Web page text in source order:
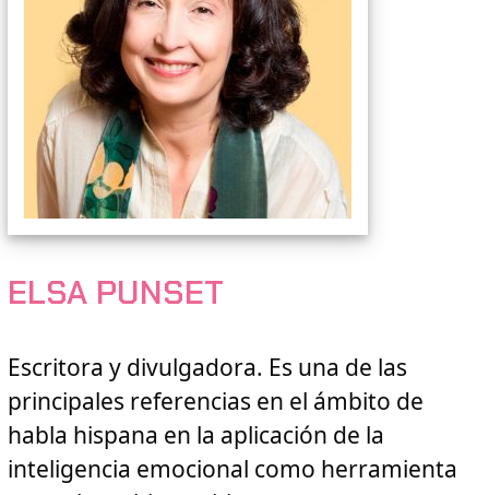
ELSA PUNSET
Escritora y divulgadora. Es una de las
principales referencias en el ámbito de
habla hispana en la aplicación de la
inteligencia emocional como herramienta